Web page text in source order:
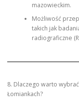
mazowieckim.
Możliwość
takich jak
radiograficzne
8. Dlaczego warto
Łomiankach?